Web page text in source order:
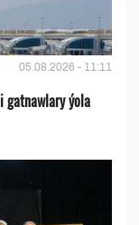
05.08.2026 - 11:11
gatnawlary ýola